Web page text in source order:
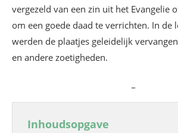
vergezeld van een zin uit het Evangelie
om een goede daad te verrichten. In de
werden de plaatjes geleidelijk
en andere zoetigheden.
Inhoudsopgave